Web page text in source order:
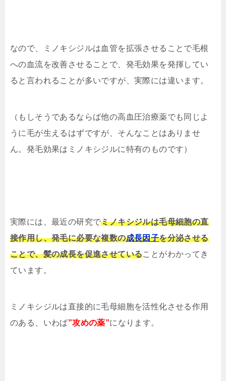
なので、ミノキシジルは血管を拡張させることで毛根
への血流を改善させることで、発毛効果を発揮してい
ると言われることが多いですが、実際には違います。
（もしそうであるならば他の高血圧治療薬でも同じよ
うに毛が生えるはずですが、そんなことはありませ
ん。発毛効果はミノキシジルに特有のものです）
実際には、最近の研究でミノキシジルは毛母細胞の直
接作用し、発毛に必要な複数の成長因子を分泌させる
ことで、髪の成長を促進させていることがわかってき
ています。
ミノキシジルは直接的に毛母細胞を活性化させる作用
のある、いわば”攻めの薬”になります。